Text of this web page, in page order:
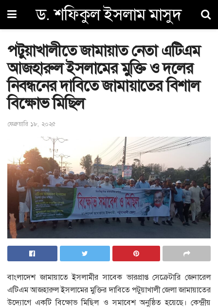
ড. শফিকুল ইসলাম মাসুদ
পটুয়াখালীতে জামায়াত নেতা এটিএম
আজহারুল ইসলামের মুক্তি ও দলের
নিবন্ধনের দাবিতে জামায়াতের বিশাল
বিক্ষোভ মিছিল
ফেব্রুয়ারি ১৮, ২০২৫
বাংলাদেশ জামায়াতে ইসলামীর সাবেক ভারপ্রাপ্ত সেক্রেটারি জেনারেল
এটিএম আজহারুল ইসলামের মুক্তির দাবিতে পটুয়াখালী জেলা জামায়াতের
উদ্যোগে একটি বিক্ষোভ মিছিল ও সমাবেশ অনুষ্ঠিত হয়েছে। কেন্দ্রীয়